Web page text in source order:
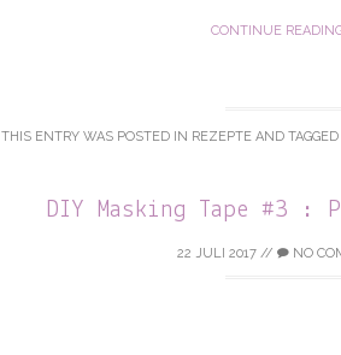
CONTINUE
THIS ENTRY WAS POSTED IN REZEPTEAND TAGGED
DIY Masking Tape #3 :
22 JULI 2017// NO